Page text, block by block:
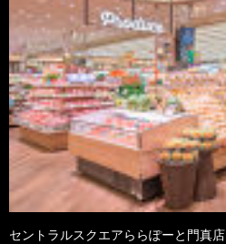
セントラルスクエアららぽーと門真店